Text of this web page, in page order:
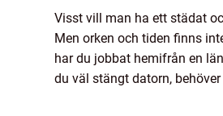
Visst vill man ha ett städat
Men orken och tiden finns
har du jobbat hemifrån en
du väl stängt datorn, behöver